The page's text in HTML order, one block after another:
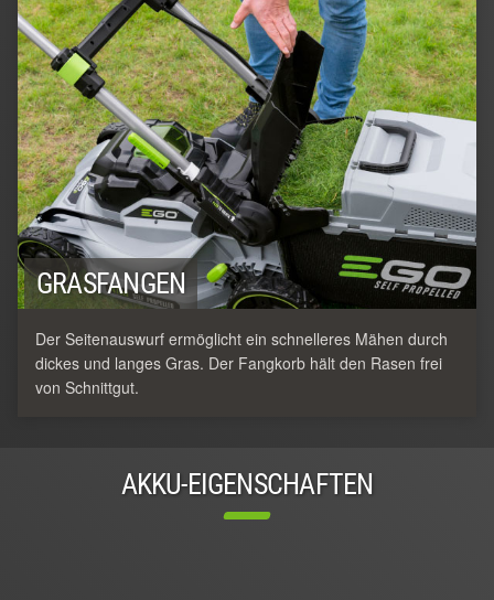
GRASFANGEN
Der Seitenauswurf ermöglicht ein schnelleres Mähen durch
dickes und langes Gras. Der Fangkorb hält den Rasen frei
von Schnittgut.
AKKU-EIGENSCHAFTEN